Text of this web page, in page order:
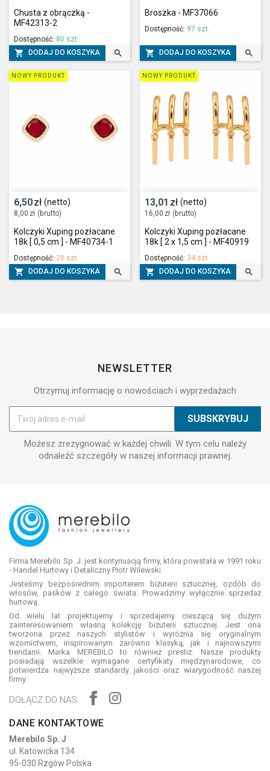
Chusta z obrączką -
MF42313-2
Dostępność: 80 szt.
 DODAJ DO KOSZYKA 
Broszka - MF37066
Dostępność: 97 szt.
 DODAJ DO KOSZYKA 
6,50zł (netto)
8,00 zł (brutto)
Kolczyki Xuping pozłacane
18k [ 0,5 cm ] - MF40734-1
Dostępność: 20 szt.
 DODAJ DO KOSZYKA 
NOWY PRODUKT
13,01 zł (netto)
16,00 zł (brutto)
Kolczyki Xuping pozłacane
18k [ 2 x 1,5 cm ] - MF40919
Dostępność: 34 szt.
 DODAJ DO KOSZYKA 
NOWY PRODUKT
NEWSLETTER
Otrzymuj informację o nowościach i wyprzedażach
Możesz zrezygnować w każdej chwili. W tym celu należy
odnaleźć szczegóły w naszej informacji prawnej.
Firma Merebilo Sp. J. jest kontynuacją firmy, która powstała w 1991 roku
- Handel Hurtowy i Detaliczny Piotr Wilewski.
Jesteśmy bezpośrednim importerem biżuterii sztucznej, ozdób do
włosów, pasków z całego świata. Prowadzimy wyłącznie sprzedaż
hurtową.
Od wielu lat projektujemy i sprzedajemy cieszącą się dużym
zainteresowaniem własną kolekcję biżuterii sztucznej. Jest ona
tworzona przez naszych stylistów i wyróżnia się oryginalnym
wzornictwem, inspirowanym zarówno klasyką, jak i najnowszymi
trendami. Marka MEREBILO to również prestiż. Nasze produkty
posiadają wszelkie wymagane certyfikaty międzynarodowe, co
potwierdza najwyższe standardy jakości oraz wiarygodność naszej
firmy.
DOŁĄCZ DO NAS:
DANE KONTAKTOWE
Merebilo Sp. J
ul. Katowicka 134
95-030 Rzgów Polska